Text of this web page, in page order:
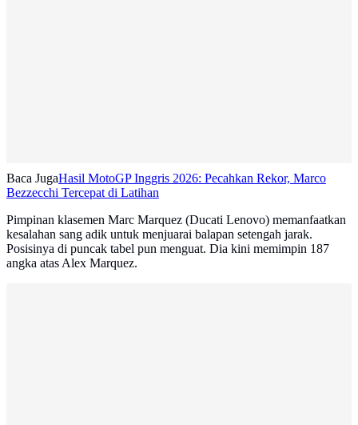
Baca JugaHasil MotoGP Inggris 2026: Pecahkan Rekor, Marco
Bezzecchi Tercepat di Latihan
Pimpinan klasemen Marc Marquez (Ducati Lenovo) memanfaatkan
kesalahan sang adik untuk menjuarai balapan setengah jarak.
Posisinya di puncak tabel pun menguat. Dia kini memimpin 187
angka atas Alex Marquez.